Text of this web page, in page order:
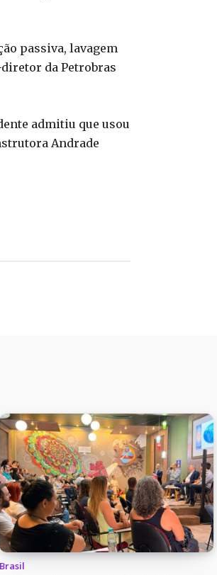
passiva, lavagem
diretor da Petrobras
admitiu que usou
Andrade
Brasil